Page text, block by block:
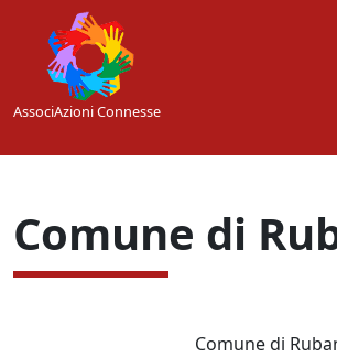
Skip to main content
AssociAzioni Connesse
Comune di
Comune di